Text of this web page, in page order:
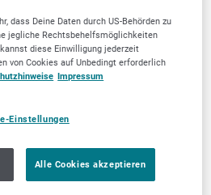
dass Deine Daten durch US-Behörden zu
jegliche Rechtsbehelfsmöglichkeiten
diese Einwilligung jederzeit
von Cookies auf Unbedingt erforderlich
Impressum
Einstellungen
Alle Cookies akzeptieren